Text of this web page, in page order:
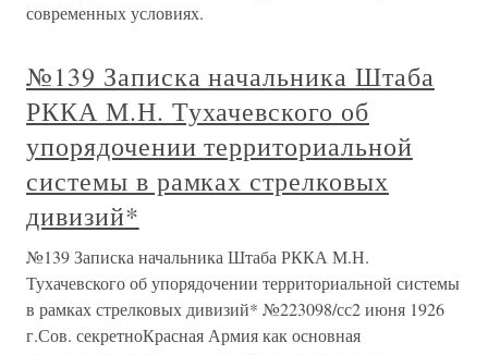
современных условиях.
№139 Записка начальника Штаба
РККА М.Н. Тухачевского об
упорядочении территориальной
системы в рамках стрелковых
дивизий*
№139 Записка начальника Штаба РККА М.Н.
Тухачевского об упорядочении территориальной системы
в рамках стрелковых дивизий* №223098/сс2 июня 1926
г.Сов. секретноКрасная Армия как основная